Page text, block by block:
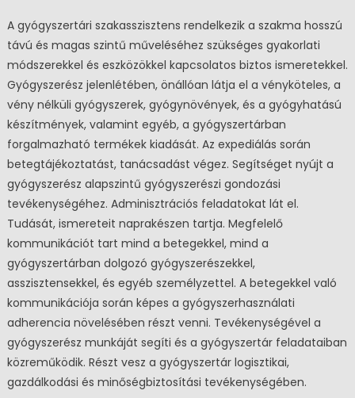
A gyógyszertári szakasszisztens rendelkezik a szakma hosszú
távú és magas szintű műveléséhez szükséges gyakorlati
módszerekkel és eszközökkel kapcsolatos biztos ismeretekkel.
Gyógyszerész jelenlétében, önállóan látja el a vényköteles, a
vény nélküli gyógyszerek, gyógynövények, és a gyógyhatású
készítmények, valamint egyéb, a gyógyszertárban
forgalmazható termékek kiadását. Az expediálás során
betegtájékoztatást, tanácsadást végez. Segítséget nyújt a
gyógyszerész alapszintű gyógyszerészi gondozási
tevékenységéhez. Adminisztrációs feladatokat lát el.
Tudását, ismereteit naprakészen tartja. Megfelelő
kommunikációt tart mind a betegekkel, mind a
gyógyszertárban dolgozó gyógyszerészekkel,
asszisztensekkel, és egyéb személyzettel. A betegekkel való
kommunikációja során képes a gyógyszerhasználati
adherencia növelésében részt venni. Tevékenységével a
gyógyszerész munkáját segíti és a gyógyszertár feladataiban
közreműködik. Részt vesz a gyógyszertár logisztikai,
gazdálkodási és minőségbiztosítási tevékenységében.